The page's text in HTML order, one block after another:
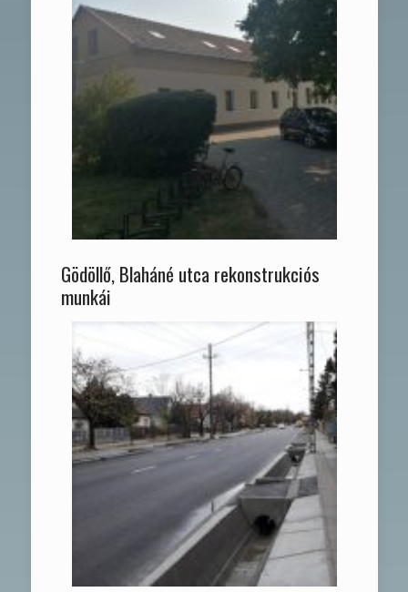
Gödöllő, Blaháné utca rekonstrukciós
munkái